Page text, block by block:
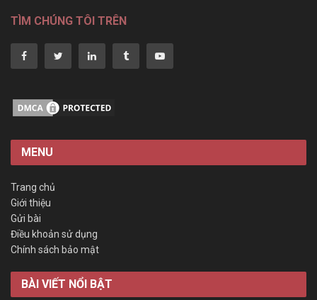
TÌM CHÚNG TÔI TRÊN
MENU
Trang chủ
Giới thiệu
Gửi bài
Điều khoản sử dụng
Chính sách bảo mật
BÀI VIẾT NỔI BẬT